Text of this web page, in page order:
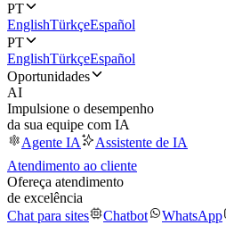
PT
EnglishTürkçeEspañol
PT
EnglishTürkçeEspañol
Oportunidades
AI
Impulsione o desempenho
da sua equipe com IA
Agente IA
Assistente de IA
Atendimento ao cliente
Ofereça atendimento
de excelência
Chat para sites
Chatbot WhatsApp